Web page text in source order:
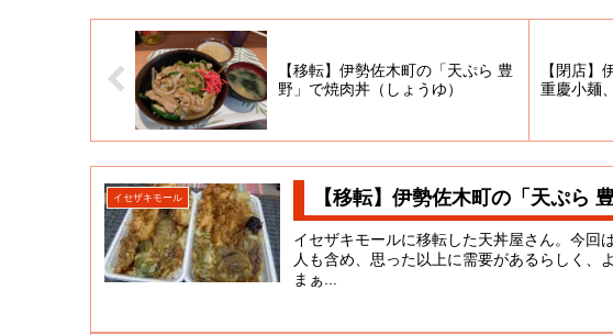
【移転】伊勢佐木町の「天ぷら 豊
野」で焼肉丼（しょうゆ）
【閉店】
重慶小麺
イセザキモール 【移転】伊勢佐木町の「天ぷら
イセザキモールに移転した天丼屋さん。今回
人も含め、思った以上に需要があるらしく、
まぁ...